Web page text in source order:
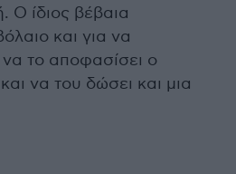
Ο ίδιος βέβαια
και για να
το αποφασίσει ο
να του δώσει και μια